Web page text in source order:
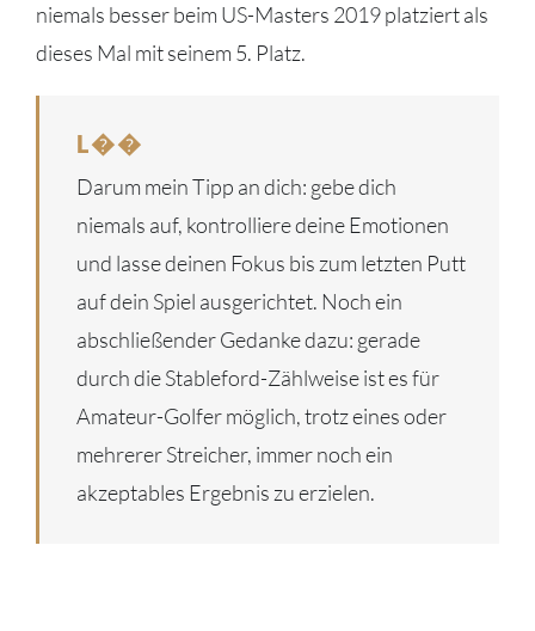
niemals besser beim US-Masters 2019 platziert als
dieses Mal mit seinem 5. Platz.
L��
Darum mein Tipp an dich: gebe dich
niemals auf, kontrolliere deine Emotionen
und lasse deinen Fokus bis zum letzten Putt
auf dein Spiel ausgerichtet. Noch ein
abschließender Gedanke dazu: gerade
durch die Stableford-Zählweise ist es für
Amateur-Golfer möglich, trotz eines oder
mehrerer Streicher, immer noch ein
akzeptables Ergebnis zu erzielen.